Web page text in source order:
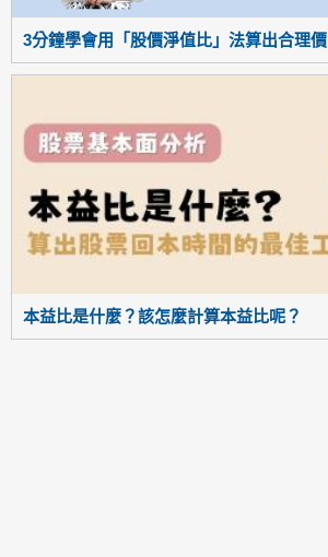
3分鐘學會用「股價淨值比」法算出合理價
本益比是什麼？該怎麼計算本益比呢？